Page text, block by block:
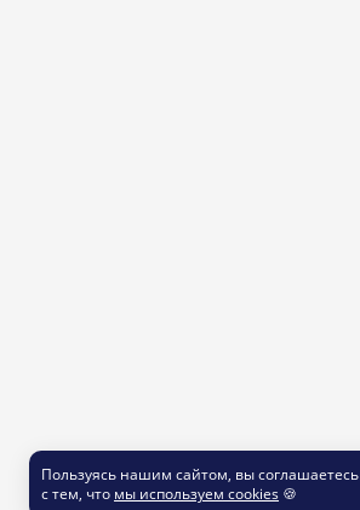
Пользуясь нашим сайтом, вы соглашаетесь
с тем, что мы используем cookies 🍪